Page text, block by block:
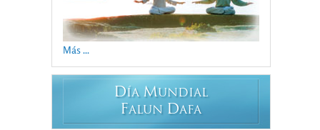
Más ...
DÍA MUNDIAL
FALUN DAFA